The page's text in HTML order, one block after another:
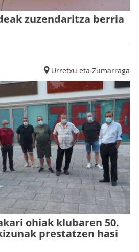
zuzendaritza berria
Urretxu eta Zumarraga
ohiak klubaren 50.
prestatzen hasi